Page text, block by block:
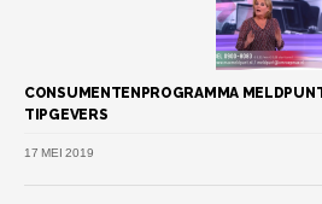
CONSUMENTENPROGRAMMA
TIPGEVERS
17 MEI 2019